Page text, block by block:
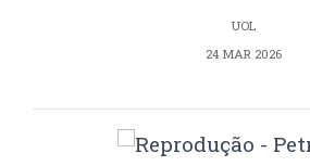
UOL
24 MAR 2026